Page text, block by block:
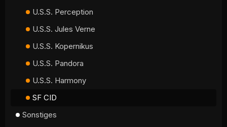
U.S.S. Perception
U.S.S. Jules Verne
U.S.S. Kopernikus
U.S.S. Pandora
U.S.S. Harmony
SF CID
Sonstiges